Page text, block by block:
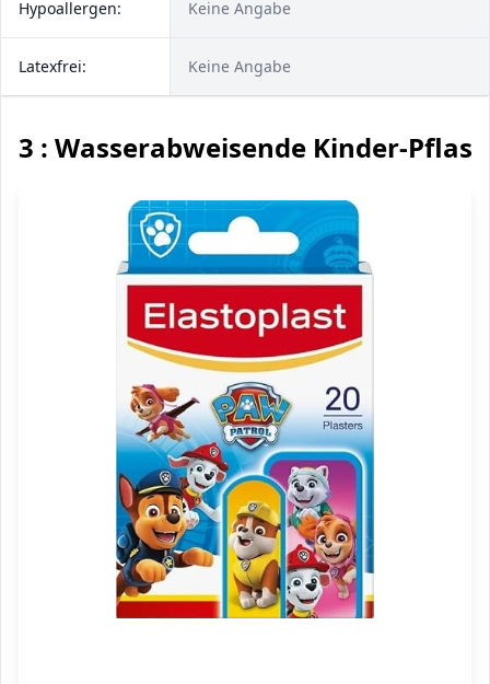
Hypoallergen: Keine Angabe
Latexfrei: Keine Angabe
3 : Wasserabweisende Kinder-